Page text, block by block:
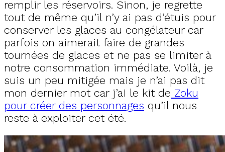
remplir les réservoirs. Sinon, je regrette
tout de même qu’il n’y ai pas d’étuis pour
conserver les glaces au congélateur car
parfois on aimerait faire de grandes
tournées de glaces et ne pas se limiter à
notre consommation immédiate. Voilà, je
suis un peu mitigée mais je n’ai pas dit
mon dernier mot car j’ai le kit de Zoku
pour créer des personnages qu’il nous
reste à exploiter cet été.